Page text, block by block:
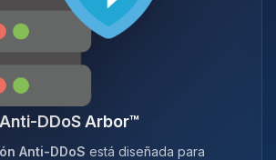
DDoS Arbor™
Anti-DDoS está diseñada para